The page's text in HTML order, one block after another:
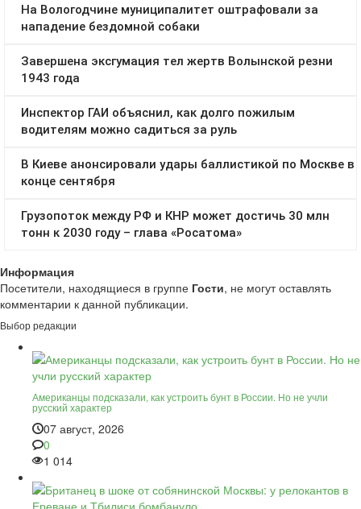
Информация
Посетители, находящиеся в группе Гости, не могут оставлять
комментарии к данной публикации.
Выбор редакции
Американцы подсказали, как устроить бунт в России. Но не учли
русский характер
07 август, 2026
0
1 014